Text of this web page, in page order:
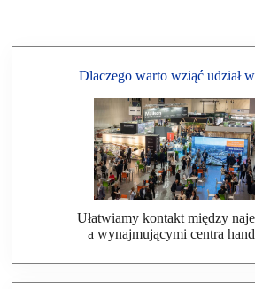
Dlaczego warto wziąć udział
Ułatwiamy kontakt między
a wynajmującymi centra